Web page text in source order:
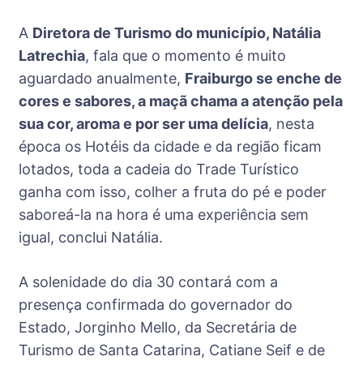
A Diretora de Turismo do município, Natália
Latrechia, fala que o momento é muito
aguardado anualmente, Fraiburgo se enche de
cores e sabores, a maçã chama a atenção pela
sua cor, aroma e por ser uma delícia, nesta
época os Hotéis da cidade e da região ficam
lotados, toda a cadeia do Trade Turístico
ganha com isso, colher a fruta do pé e poder
saboreá-la na hora é uma experiência sem
igual, conclui Natália.
A solenidade do dia 30 contará com a
presença confirmada do governador do
Estado, Jorginho Mello, da Secretária de
Turismo de Santa Catarina, Catiane Seif e de